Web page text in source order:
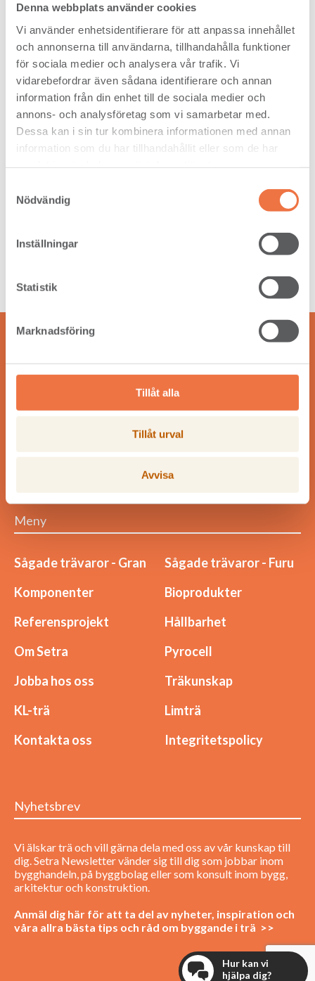
Denna webbplats använder cookies
Vi använder enhetsidentifierare för att anpassa innehållet
och annonserna till användarna, tillhandahålla funktioner
för sociala medier och analysera vår trafik. Vi
vidarebefordrar även sådana identifierare och annan
information från din enhet till de sociala medier och
annons- och analysföretag som vi samarbetar med.
Dessa kan i sin tur kombinera informationen med annan
information som du har tillhandahållit eller som de har
Nödvändig
Inställningar
Statistik
Marknadsföring
Tillåt alla
Tillåt urval
Avvisa
Gran 63 x 150 ROYAL I-V LÅNGSIDA
Hur kan vi
hjälpa dig?
Meny
Sågade trävaror - Gran
Sågade trävaror - Furu
Komponenter
Bioprodukter
Referensprojekt
Hållbarhet
Om Setra
Pyrocell
Jobba hos oss
Träkunskap
KL-trä
Limträ
Kontakta oss
Integritetspolicy
Nyhetsbrev
Vi älskar trä och vill gärna dela med oss av vår kunskap till
dig. Setra Newsletter vänder sig till dig som jobbar inom
bygghandeln, på byggbolag eller som konsult inom bygg,
arkitektur och konstruktion.
Anmäl dig här för att ta del av nyheter, inspiration och
våra allra bästa tips och råd om byggande i trä >>